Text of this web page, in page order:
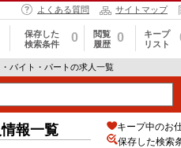
よくある質問 サイトマップ
保存した
検索条件
0
閲覧
履歴
0
キープ
リスト
バイト・パートの求人一覧
報一覧
キープ中のお
保存した検索